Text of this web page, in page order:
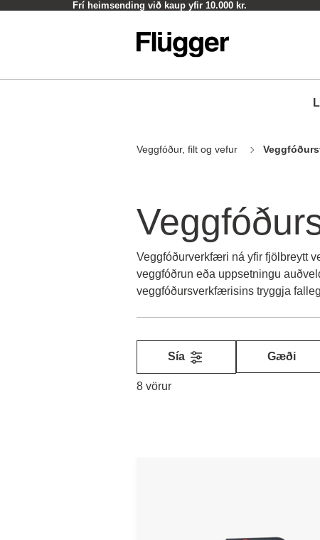
Frí heimsending við kaup yfir 10.000 kr.
Veggfóður, filt og vefur
Veggfóðurverkfæri ná yfir fjölbreytt
veggfóðrun eða uppsetningu
veggfóðursverkfærisins tryggja
8 vörur
Sía Gæði